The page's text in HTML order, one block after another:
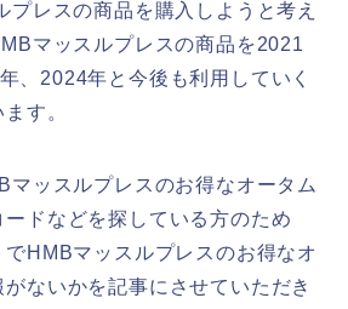
プレスの商品を購入しようと考え
マッスルプレスの商品を2021
、2024年と今後も利用していく
す。
マッスルプレスのお得なオータム
ドなどを探している方のため
HMBマッスルプレスのお得なオ
ないかを記事にさせていただき